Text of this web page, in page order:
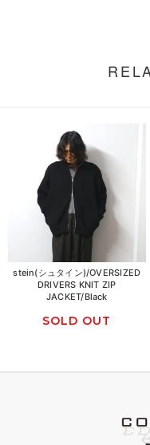
stein(シュタイン)/OVERSIZED
DRIVERS KNIT ZIP
JACKET/Black
SOLD OUT